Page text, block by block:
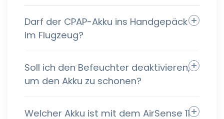
Darf der CPAP-Akku ins Handgepäck
im Flugzeug?
Soll ich den Befeuchter deaktivieren,
um den Akku zu schonen?
Welcher Akku ist mit dem AirSense 11